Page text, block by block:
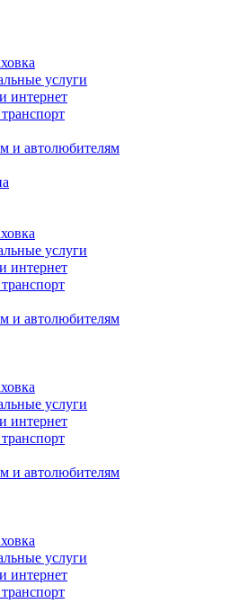
услуги
интернет
и автолюбителям
услуги
интернет
и автолюбителям
услуги
интернет
и автолюбителям
услуги
интернет